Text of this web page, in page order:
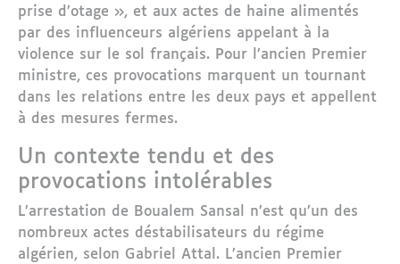
prise d’otage », et aux actes de haine alimentés
par des influenceurs algériens appelant à la
violence sur le sol français. Pour l’ancien Premier
ministre, ces provocations marquent un tournant
dans les relations entre les deux pays et appellent
à des mesures fermes.
Un contexte tendu et des
provocations intolérables
L’arrestation de Boualem Sansal n’est qu’un des
nombreux actes déstabilisateurs du régime
algérien, selon Gabriel Attal. L’ancien Premier